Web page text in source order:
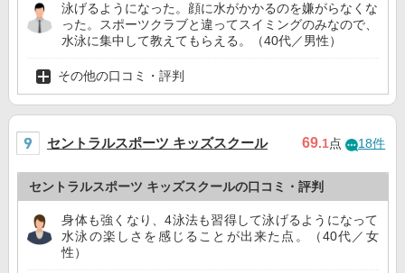
泳げるようになった。顔に水がかかるのを嫌がらなくな
った。スポーツクラブと違ってスイミングのみなので、
水泳に集中して教えてもらえる。（40代／男性）
その他の口コミ・評判
セントラルスポーツ キッズスクール 69.1点 18件
セントラルスポーツ キッズスクールの口コミ・評判
身体も強くなり、4泳法も習得して泳げるようになって
水泳の楽しさを感じることが出来た点。（40代／女
性）